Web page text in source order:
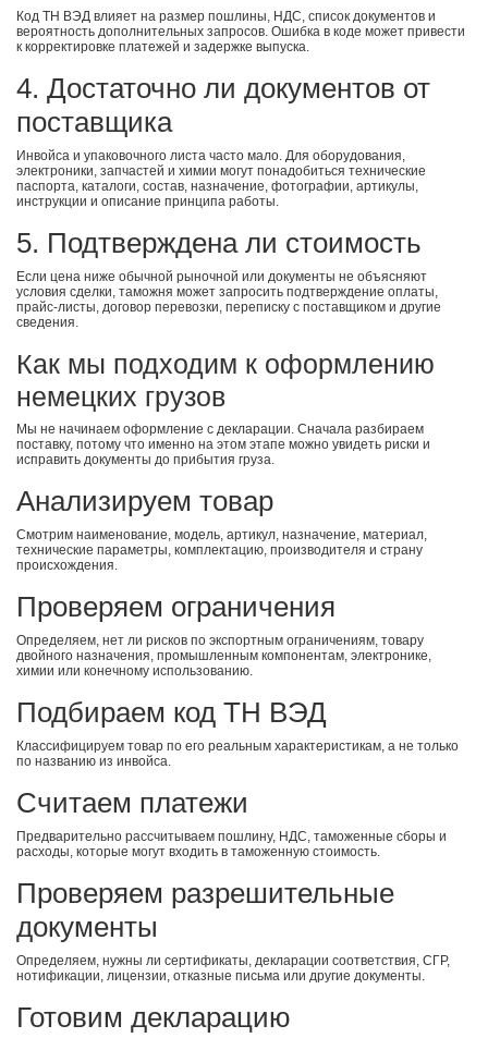
Код ТН ВЭД влияет на размер пошлины, НДС, список документов и
вероятность дополнительных запросов. Ошибка в коде может привести
к корректировке платежей и задержке выпуска.
4. Достаточно ли документов от
поставщика
Инвойса и упаковочного листа часто мало. Для оборудования,
электроники, запчастей и химии могут понадобиться технические
паспорта, каталоги, состав, назначение, фотографии, артикулы,
инструкции и описание принципа работы.
5. Подтверждена ли стоимость
Если цена ниже обычной рыночной или документы не объясняют
условия сделки, таможня может запросить подтверждение оплаты,
прайс-листы, договор перевозки, переписку с поставщиком и другие
сведения.
Как мы подходим к оформлению
немецких грузов
Мы не начинаем оформление с декларации. Сначала разбираем
поставку, потому что именно на этом этапе можно увидеть риски и
исправить документы до прибытия груза.
Анализируем товар
Смотрим наименование, модель, артикул, назначение, материал,
технические параметры, комплектацию, производителя и страну
происхождения.
Проверяем ограничения
Определяем, нет ли рисков по экспортным ограничениям, товару
двойного назначения, промышленным компонентам, электронике,
химии или конечному использованию.
Подбираем код ТН ВЭД
Классифицируем товар по его реальным характеристикам, а не только
по названию из инвойса.
Считаем платежи
Предварительно рассчитываем пошлину, НДС, таможенные сборы и
расходы, которые могут входить в таможенную стоимость.
Проверяем разрешительные
документы
Определяем, нужны ли сертификаты, декларации соответствия, СГР,
нотификации, лицензии, отказные письма или другие документы.
Готовим декларацию